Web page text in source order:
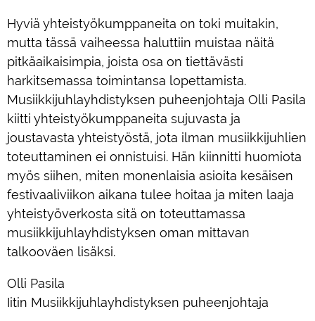
Hyviä yhteistyökumppaneita on toki muitakin,
mutta tässä vaiheessa haluttiin muistaa näitä
pitkäaikaisimpia, joista osa on tiettävästi
harkitsemassa toimintansa lopettamista.
Musiikkijuhlayhdistyksen puheenjohtaja Olli Pasila
kiitti yhteistyökumppaneita sujuvasta ja
joustavasta yhteistyöstä, jota ilman musiikkijuhlien
toteuttaminen ei onnistuisi. Hän kiinnitti huomiota
myös siihen, miten monenlaisia asioita kesäisen
festivaaliviikon aikana tulee hoitaa ja miten laaja
yhteistyöverkosta sitä on toteuttamassa
musiikkijuhlayhdistyksen oman mittavan
talkooväen lisäksi.
Olli Pasila
Iitin Musiikkijuhlayhdistyksen puheenjohtaja